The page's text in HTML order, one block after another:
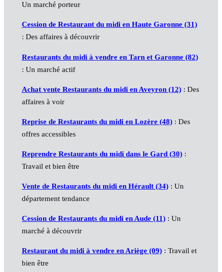
Un marché porteur
Cession de Restaurant du midi en Haute Garonne (31)
: Des affaires à découvrir
Restaurants du midi à vendre en Tarn et Garonne (82)
: Un marché actif
Achat vente Restaurants du midi en Aveyron (12): Des
affaires à voir
Reprise de Restaurants du midi en Lozère (48): Des
offres accessibles
Reprendre Restaurants du midi dans le Gard (30):
Travail et bien être
Vente de Restaurants du midi en Hérault (34): Un
département tendance
Cession de Restaurants du midi en Aude (11): Un
marché à découvrir
Restaurant du midi à vendre en Ariège (09): Travail et
bien être